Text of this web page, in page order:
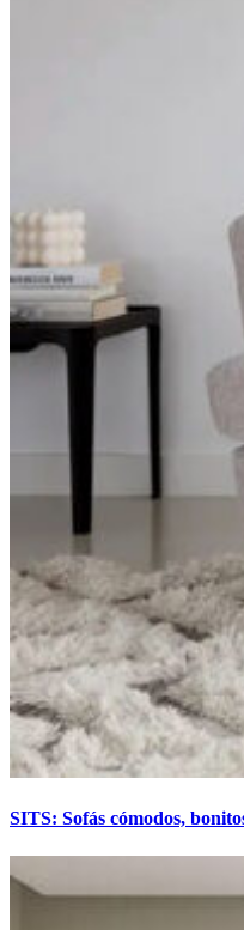
SITS: Sofás cómodos,